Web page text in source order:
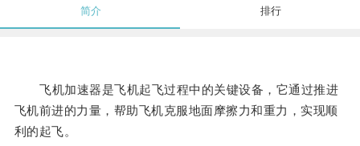
简介 排行
飞机加速器是飞机起飞过程中的关键设备，它通过推进
飞机前进的力量，帮助飞机克服地面摩擦力和重力，实现顺
利的起飞。